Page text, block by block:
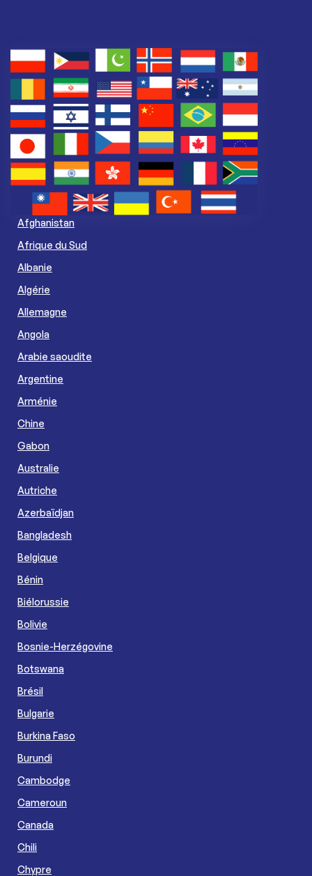
Afghanistan
Afrique du Sud
Albanie
Algérie
Allemagne
Angola
Arabie saoudite
Argentine
Arménie
Chine
Gabon
Australie
Autriche
Azerbaïdjan
Bangladesh
Belgique
Bénin
Biélorussie
Bolivie
Bosnie-Herzégovine
Botswana
Brésil
Bulgarie
Burkina Faso
Burundi
Cambodge
Cameroun
Canada
Chili
Chypre